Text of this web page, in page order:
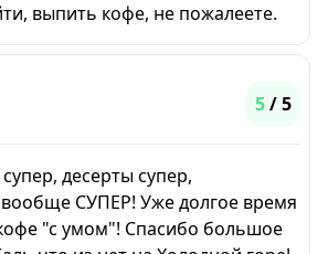
выпить кофе, не пожалеете.
5/ 5
десерты супер,
СУПЕР! Уже долгое время
"с умом"! Спасибо большое